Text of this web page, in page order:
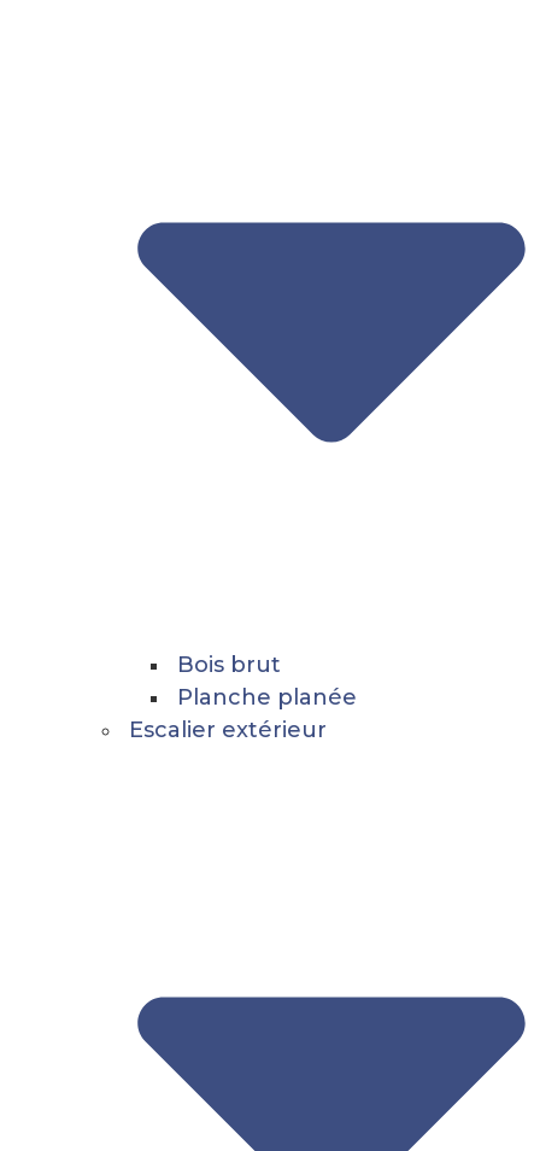
Bois brut
Planche planée
Escalier extérieur